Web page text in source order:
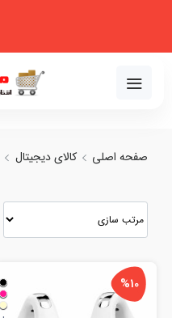
صفحه اصلی کالای دیجیتال
%10